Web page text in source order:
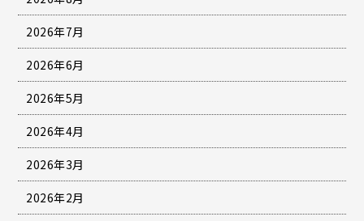
2026年7月
2026年6月
2026年5月
2026年4月
2026年3月
2026年2月